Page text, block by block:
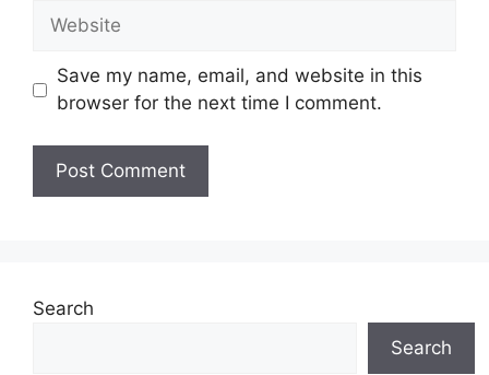
Website
Save my name, email, and website in this
browser for the next time I comment.
Search
Search